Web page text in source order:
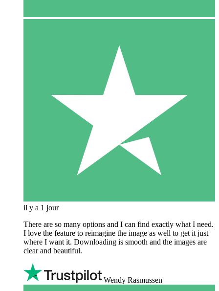
il y a 1 jour
There are so many options and I can find exactly what I need.
I love the feature to reimagine the image as well to get it just
where I want it. Downloading is smooth and the images are
clear and beautiful.
Wendy Rasmussen